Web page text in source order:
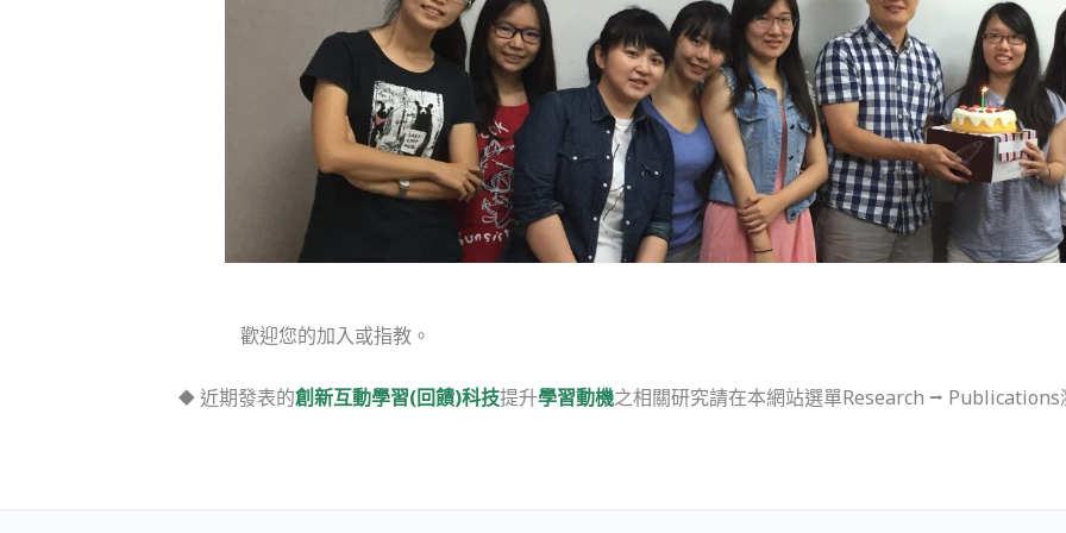
歡迎您的加入或指教。
⯁ 近期發表的創新互動學習(回饋)科技提升學習動機之相關研究請在本網站選單Research ⭢ Publications